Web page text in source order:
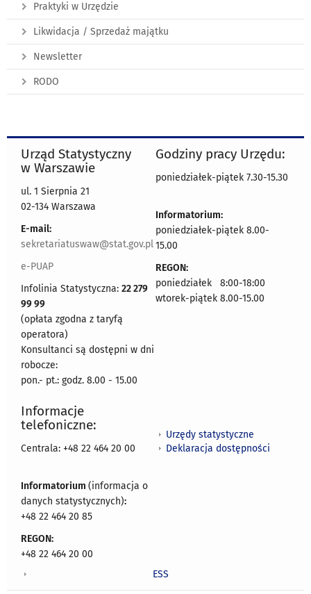
Praktyki w Urzędzie
Likwidacja / Sprzedaż majątku
Newsletter
RODO
Urząd Statystyczny
w Warszawie
ul. 1 Sierpnia 21
02-134 Warszawa
E-mail:
sekretariatuswaw@stat.gov.pl
e-PUAP
Infolinia Statystyczna: 22 279
99 99
(opłata zgodna z taryfą
operatora)
Konsultanci są dostępni w dni
robocze:
pon.- pt.: godz. 8.00 - 15.00
Godziny pracy Urzędu:
poniedziałek-piątek 7.30-15.30
Informatorium:
poniedziałek-piątek 8.00-
15.00
REGON:
poniedziałek 8:00-18:00
wtorek-piątek 8.00-15.00
Informacje
telefoniczne:
Centrala: +48 22 464 20 00
Informatorium (informacja o
danych statystycznych):
+48 22 464 20 85
REGON:
+48 22 464 20 00
Urzędy statystyczne
Deklaracja dostępności
ESS